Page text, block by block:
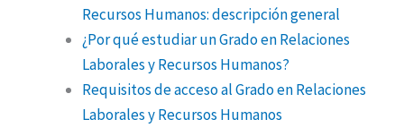
Recursos Humanos: descripción general
¿Por qué estudiar un Grado en Relaciones
Laborales y Recursos Humanos?
Requisitos de acceso al Grado en Relaciones
Laborales y Recursos Humanos